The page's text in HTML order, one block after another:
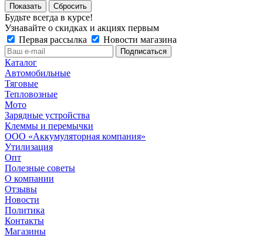
Сбросить
Будьте всегда в курсе!
Узнавайте о скидках и акциях первым
Первая рассылка
Новости магазина
Каталог
Автомобильные
Тяговые
Тепловозные
Мото
Зарядные устройства
Клеммы и перемычки
ООО «Аккумуляторная компания»
Утилизация
Опт
Полезные советы
О компании
Отзывы
Новости
Политика
Контакты
Магазины